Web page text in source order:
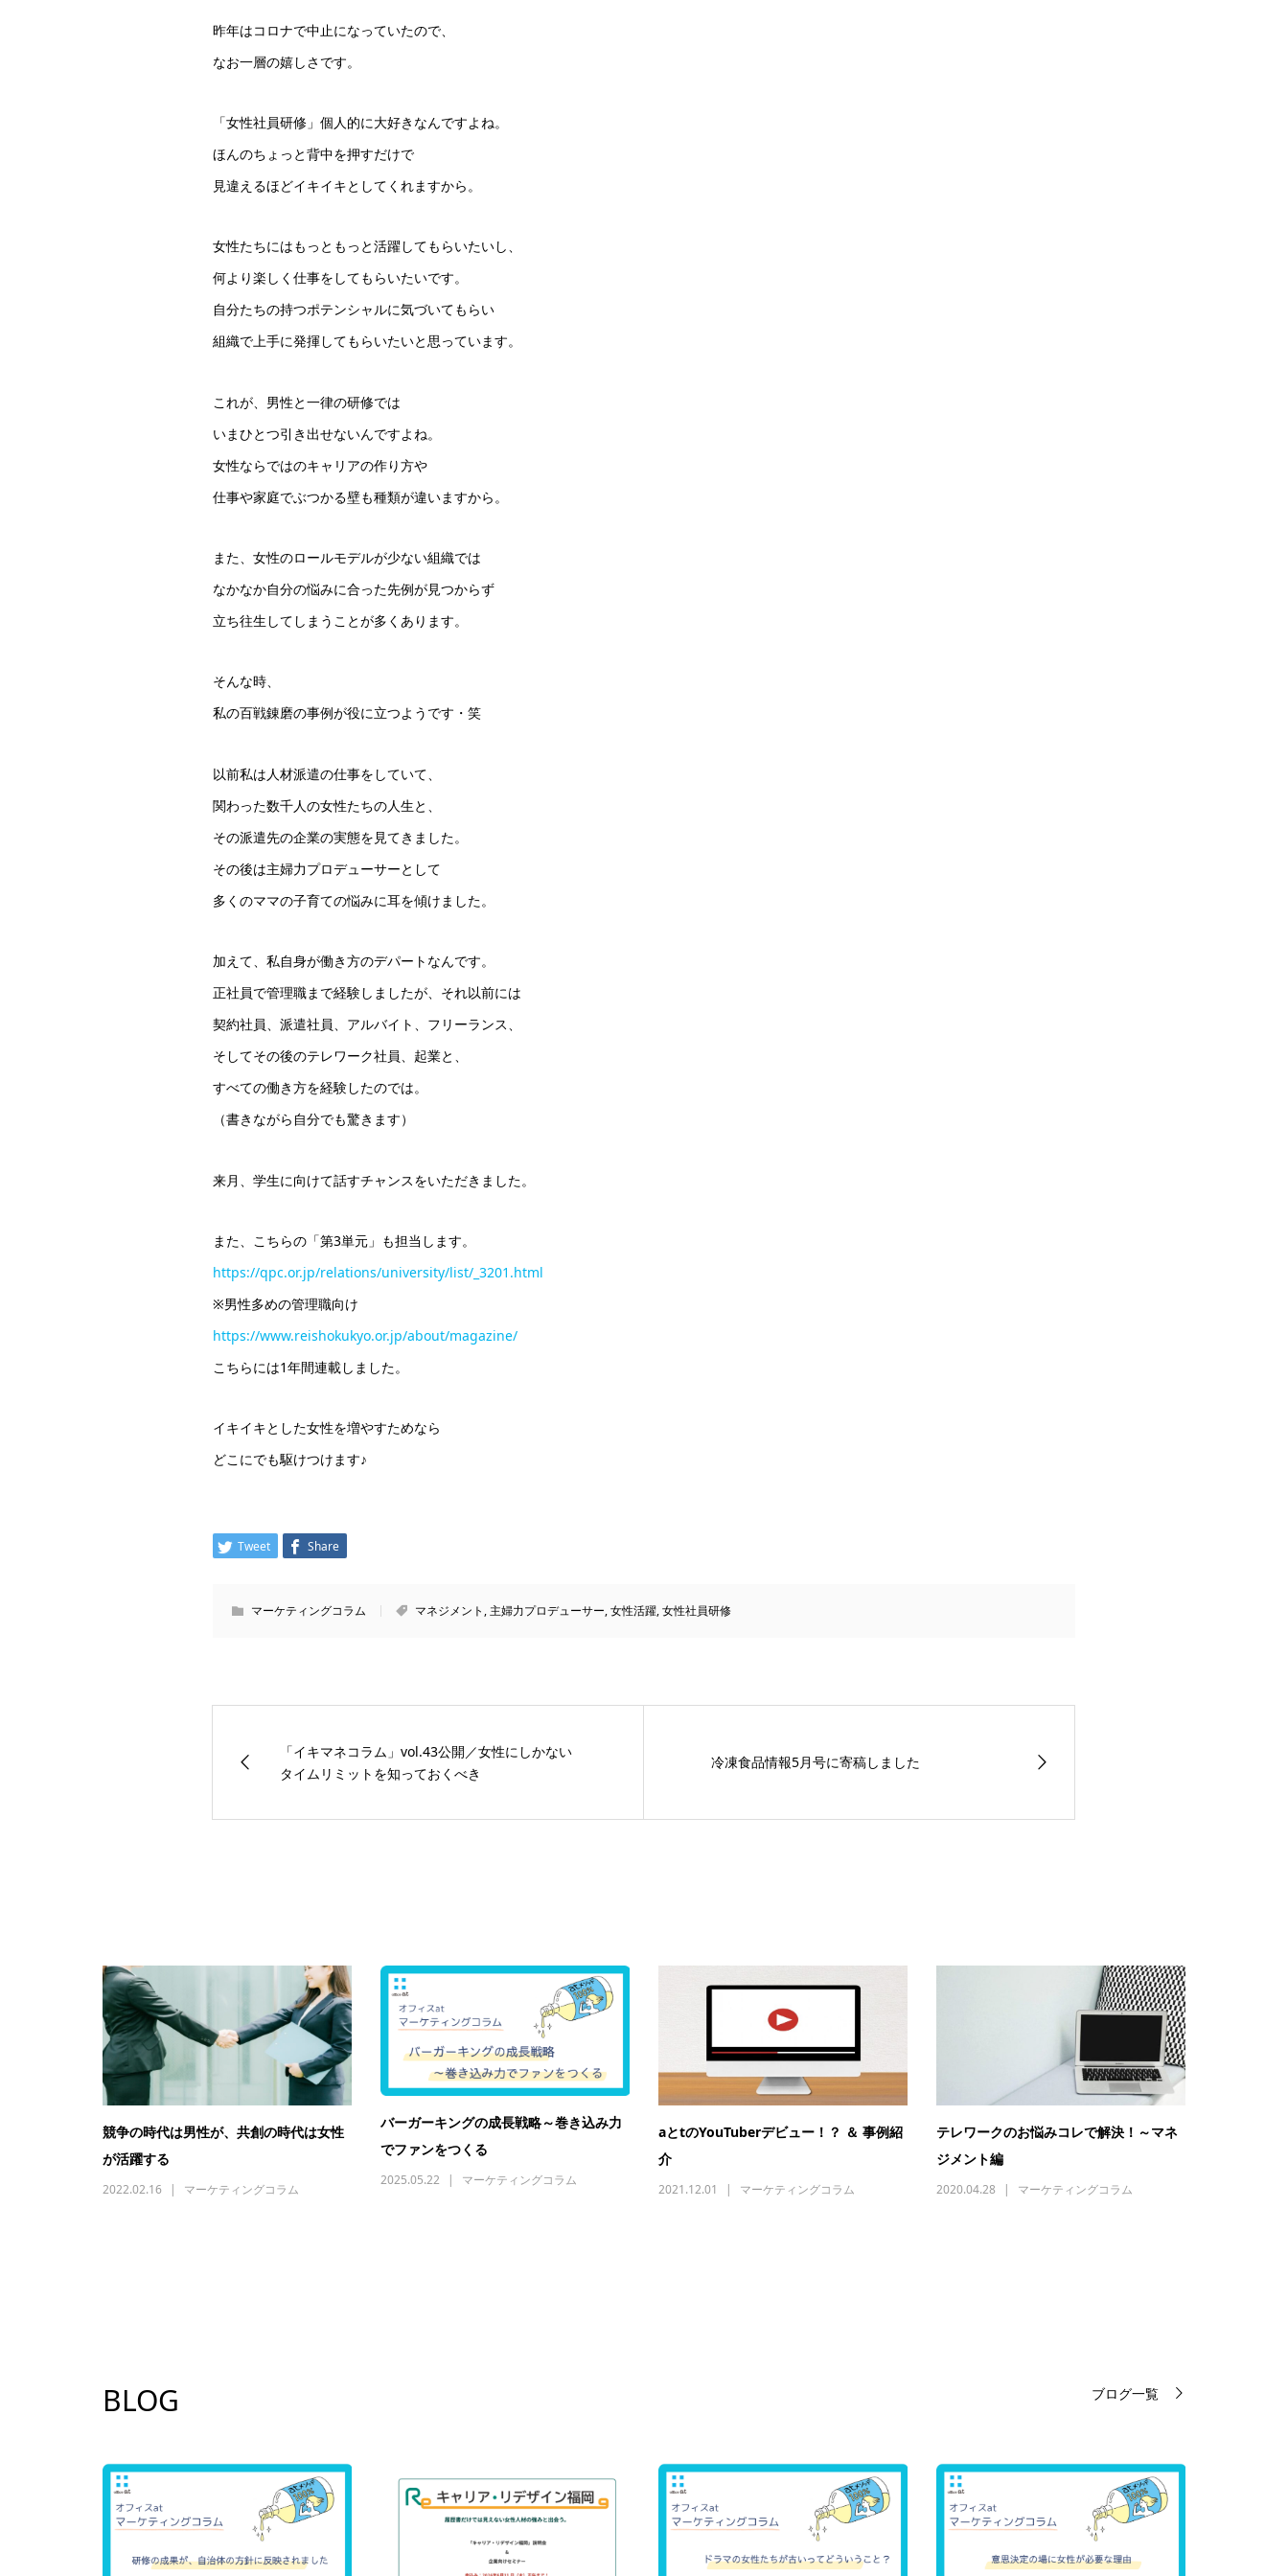
昨年はコロナで中止になっていたので、
なお一層の嬉しさです。
「女性社員研修」個人的に大好きなんですよね。
ほんのちょっと背中を押すだけで
見違えるほどイキイキとしてくれますから。
女性たちにはもっともっと活躍してもらいたいし、
何より楽しく仕事をしてもらいたいです。
自分たちの持つポテンシャルに気づいてもらい
組織で上手に発揮してもらいたいと思っています。
これが、男性と一律の研修では
いまひとつ引き出せないんですよね。
女性ならではのキャリアの作り方や
仕事や家庭でぶつかる壁も種類が違いますから。
また、女性のロールモデルが少ない組織では
なかなか自分の悩みに合った先例が見つからず
立ち往生してしまうことが多くあります。
そんな時、
私の百戦錬磨の事例が役に立つようです・笑
以前私は人材派遣の仕事をしていて、
関わった数千人の女性たちの人生と、
その派遣先の企業の実態を見てきました。
その後は主婦力プロデューサーとして
多くのママの子育ての悩みに耳を傾けました。
加えて、私自身が働き方のデパートなんです。
正社員で管理職まで経験しましたが、それ以前には
契約社員、派遣社員、アルバイト、フリーランス、
そしてその後のテレワーク社員、起業と、
すべての働き方を経験したのでは。
（書きながら自分でも驚きます）
来月、学生に向けて話すチャンスをいただきました。
また、こちらの「第3単元」も担当します。
https://qpc.or.jp/relations/university/list/_3201.html
※男性多めの管理職向け
https://www.reishokukyo.or.jp/about/magazine/
こちらには1年間連載しました。
イキイキとした女性を増やすためなら
どこにでも駆けつけます♪
Tweet Share
マーケティングコラム マネジメント , 主婦力プロデューサー,女性活躍,女性社員研修
「イキマネコラム」vol.43公開／女性にしかない
タイムリミットを知っておくべき
冷凍食品情報5月号に寄稿しました
競争の時代は男性が、共創の時代は女性
が活躍する
2022.02.16 マーケティングコラム
バーガーキングの成長戦略～巻き込み力
でファンをつくる
2025.05.22 マーケティングコラム
aとtのYouTuberデビュー！？ ＆ 事例紹
介
2021.12.01 マーケティングコラム
テレワークのお悩みコレで解決！～マネ
ジメント編
2020.04.28 マーケティングコラム
BLOG ブログ一覧